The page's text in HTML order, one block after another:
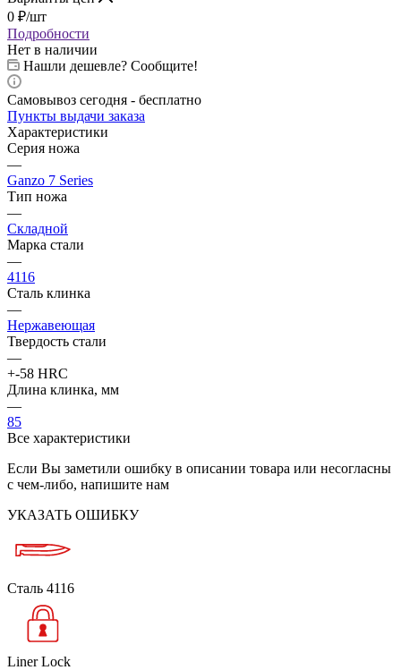
0 ₽/шт
Подробности
Нет в наличии
Нашли дешевле? Сообщите!
Самовывоз сегодня - бесплатно
Пункты выдачи заказа
Характеристики
Серия ножа
—
Ganzo 7 Series
Тип ножа
—
Складной
Марка стали
—
4116
Сталь клинка
—
Нержавеющая
Твердость стали
—
+-58 HRC
Длина клинка, мм
—
85
Все характеристики
Если Вы заметили ошибку в описании товара или несогласны
с чем-либо, напишите нам
УКАЗАТЬ ОШИБКУ
Сталь 4116
Liner Lock